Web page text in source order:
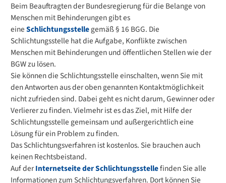
Beim Beauftragten der Bundesregierung für die Belange von
Menschen mit Behinderungen gibt es
eineSchlichtungsstellegemäß § 16 BGG. Die
Schlichtungsstelle hat die Aufgabe, Konflikte zwischen
Menschen mit Behinderungen und öffentlichen Stellen wie der
BGW zu lösen.
Sie können die Schlichtungsstelle einschalten, wenn Sie mit
den Antworten aus der oben genannten Kontaktmöglichkeit
nicht zufrieden sind. Dabei geht es nicht darum, Gewinner oder
Verlierer zu finden. Vielmehr ist es das Ziel, mit Hilfe der
Schlichtungsstelle gemeinsam und außergerichtlich eine
Lösung für ein Problem zu finden.
Das Schlichtungsverfahren ist kostenlos. Sie brauchen auch
keinen Rechtsbeistand.
Auf derInternetseite der Schlichtungsstellefinden Sie alle
Informationen zum Schlichtungsverfahren. Dort können Sie